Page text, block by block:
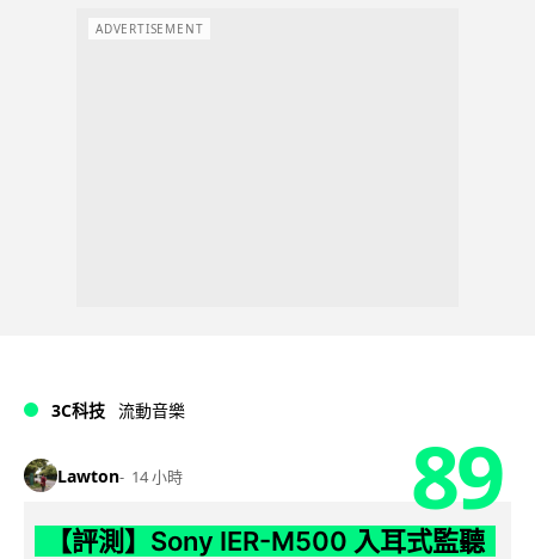
ADVERTISEMENT
3C科技 流動音樂
Lawton 14 小時 89
【評測】Sony IER-M500 入耳式監聽